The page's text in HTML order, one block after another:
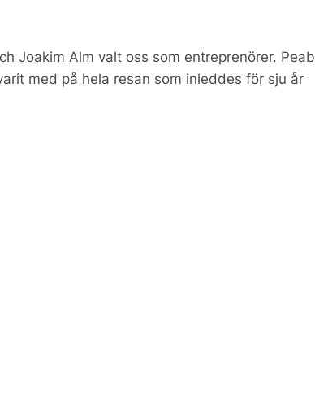
Joakim Alm valt oss som entreprenörer. Peab
med på hela resan som inleddes för sju år